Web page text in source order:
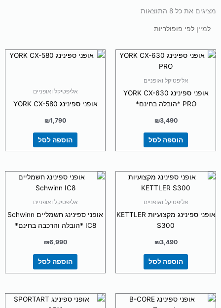
מציגים את כל ⁦8⁩ התוצאות
ממוין
אליפטיקל ואופניים
אופני ספינינג YORK CX-630
PRO *הובלה בחינם*
₪3,490
הוספה לסל
אליפטיקל ואופניים
אופני ספינינג YORK CX-580
₪1,790
הוספה לסל
אליפטיקל ואופניים
אופני ספינינג מקצועיות KETTLER
S300
₪3,490
הוספה לסל
אליפטיקל ואופניים
אופני ספינינג חשמליים Schwinn
IC8 *הובלה והרכבה בחינם*
₪6,990
הוספה לסל